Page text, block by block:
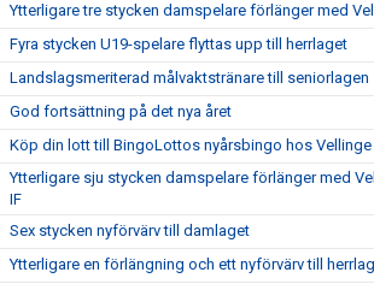
Ytterligare tre stycken damspelare förlänger med
Fyra stycken U19-spelare flyttas upp till herrlaget
Landslagsmeriterad målvaktstränare till seniorlagen
God fortsättning på det nya året
Köp din lott till BingoLottos nyårsbingo hos Vellinge
Ytterligare sju stycken damspelare förlänger med
IF
Sex stycken nyförvärv till damlaget
Ytterligare en förlängning och ett nyförvärv till